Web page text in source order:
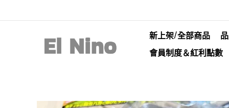
新上架/全部商品
會員制度＆紅利點數